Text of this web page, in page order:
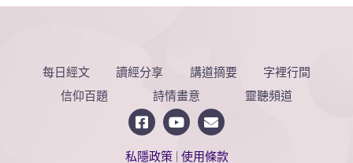
每日經文 讀經分享 講道摘要
字裡行間
信仰百題
詩情畫意 靈聽頻道
私隱政策| 使用條款